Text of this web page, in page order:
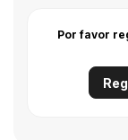
Por favor